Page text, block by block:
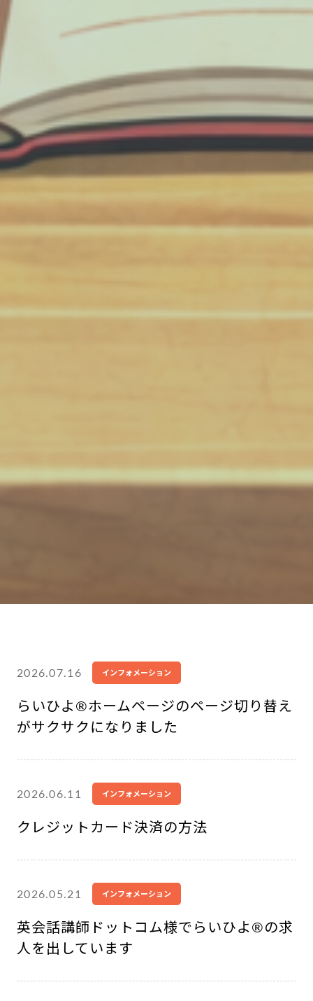
2026.07.16 インフォメーション
らいひよ®︎ホームページのページ切り替え
がサクサクになりました
2026.06.11 インフォメーション
クレジットカード決済の方法
2026.05.21 インフォメーション
英会話講師ドットコム様でらいひよ®︎の求
人を出しています